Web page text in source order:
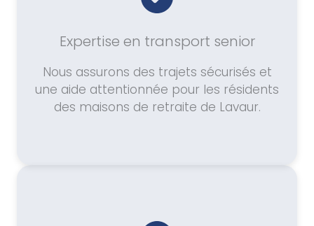
Expertise en transport senior
Nous assurons des trajets sécurisés et
une aide attentionnée pour les résidents
des maisons de retraite de Lavaur.